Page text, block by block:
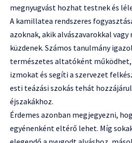
megnyugvást hozhat testnek és
A kamillatea rendszeres
azoknak, akik alvászavarokkal vagy
küzdenek. Számos tanulmány
természetes altatóként
izmokat és segíti a szervezet
esti teázási szokás tehát
éjszakákhoz.
Érdemes azonban megjegyezni,
egyénenként eltérő lehet. Míg